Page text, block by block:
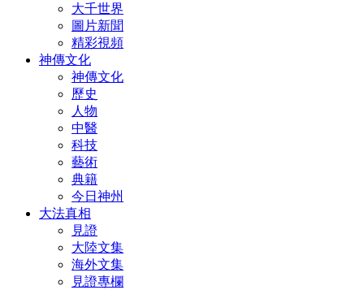
大千世界
圖片新聞
精彩視頻
神傳文化
神傳文化
歷史
人物
中醫
科技
藝術
典籍
今日神州
大法真相
見證
大陸文集
海外文集
見證專欄